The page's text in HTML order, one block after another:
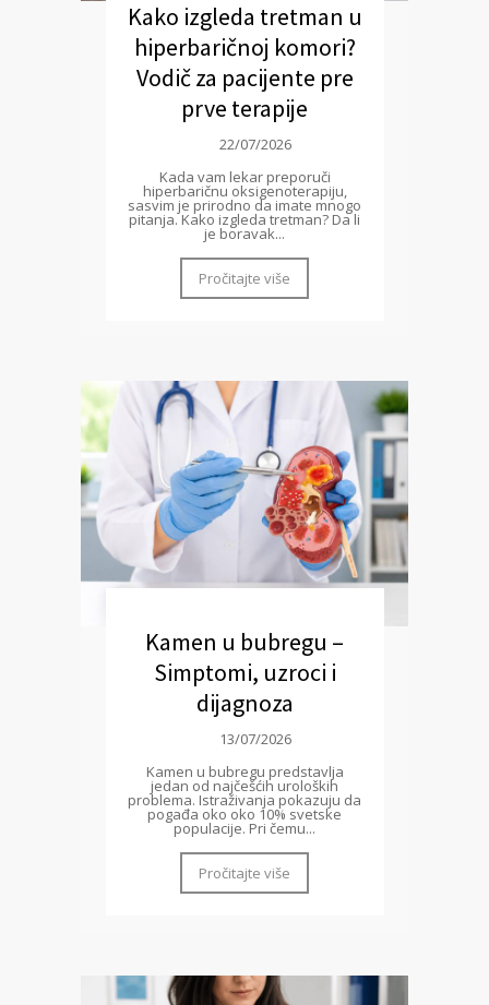
Kako izgleda tretman u
hiperbaričnoj komori?
Vodič za pacijente pre
prve terapije
22/07/2026
Kada vam lekar preporuči
hiperbaričnu oksigenoterapiju,
sasvim je prirodno da imate mnogo
pitanja. Kako izgleda tretman? Da li
je boravak...
Pročitajte više
Kamen u bubregu –
Simptomi, uzroci i
dijagnoza
13/07/2026
Kamen u bubregu predstavlja
jedan od najčešćih uroloških
problema. Istraživanja pokazuju da
pogađa oko oko 10% svetske
populacije. Pri čemu...
Pročitajte više